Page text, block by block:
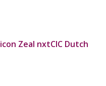
Zeal nxtCIC Dutch